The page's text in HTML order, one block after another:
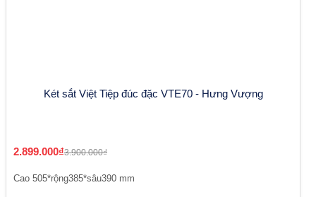
Két sắt Việt Tiệp đúc đặc VTE70 - Hưng Vượng
2.899.000₫3.900.000₫
Cao 505*rộng385*sâu390 mm